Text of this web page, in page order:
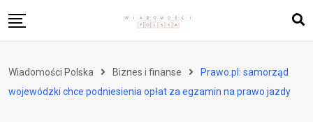
to
Zdrowie i styl życia
Wiadomości Polska Biznes i finanse
Prawo.pl: samorząd
wojewódzki chce podniesienia opłat za egzamin na prawo jazdy